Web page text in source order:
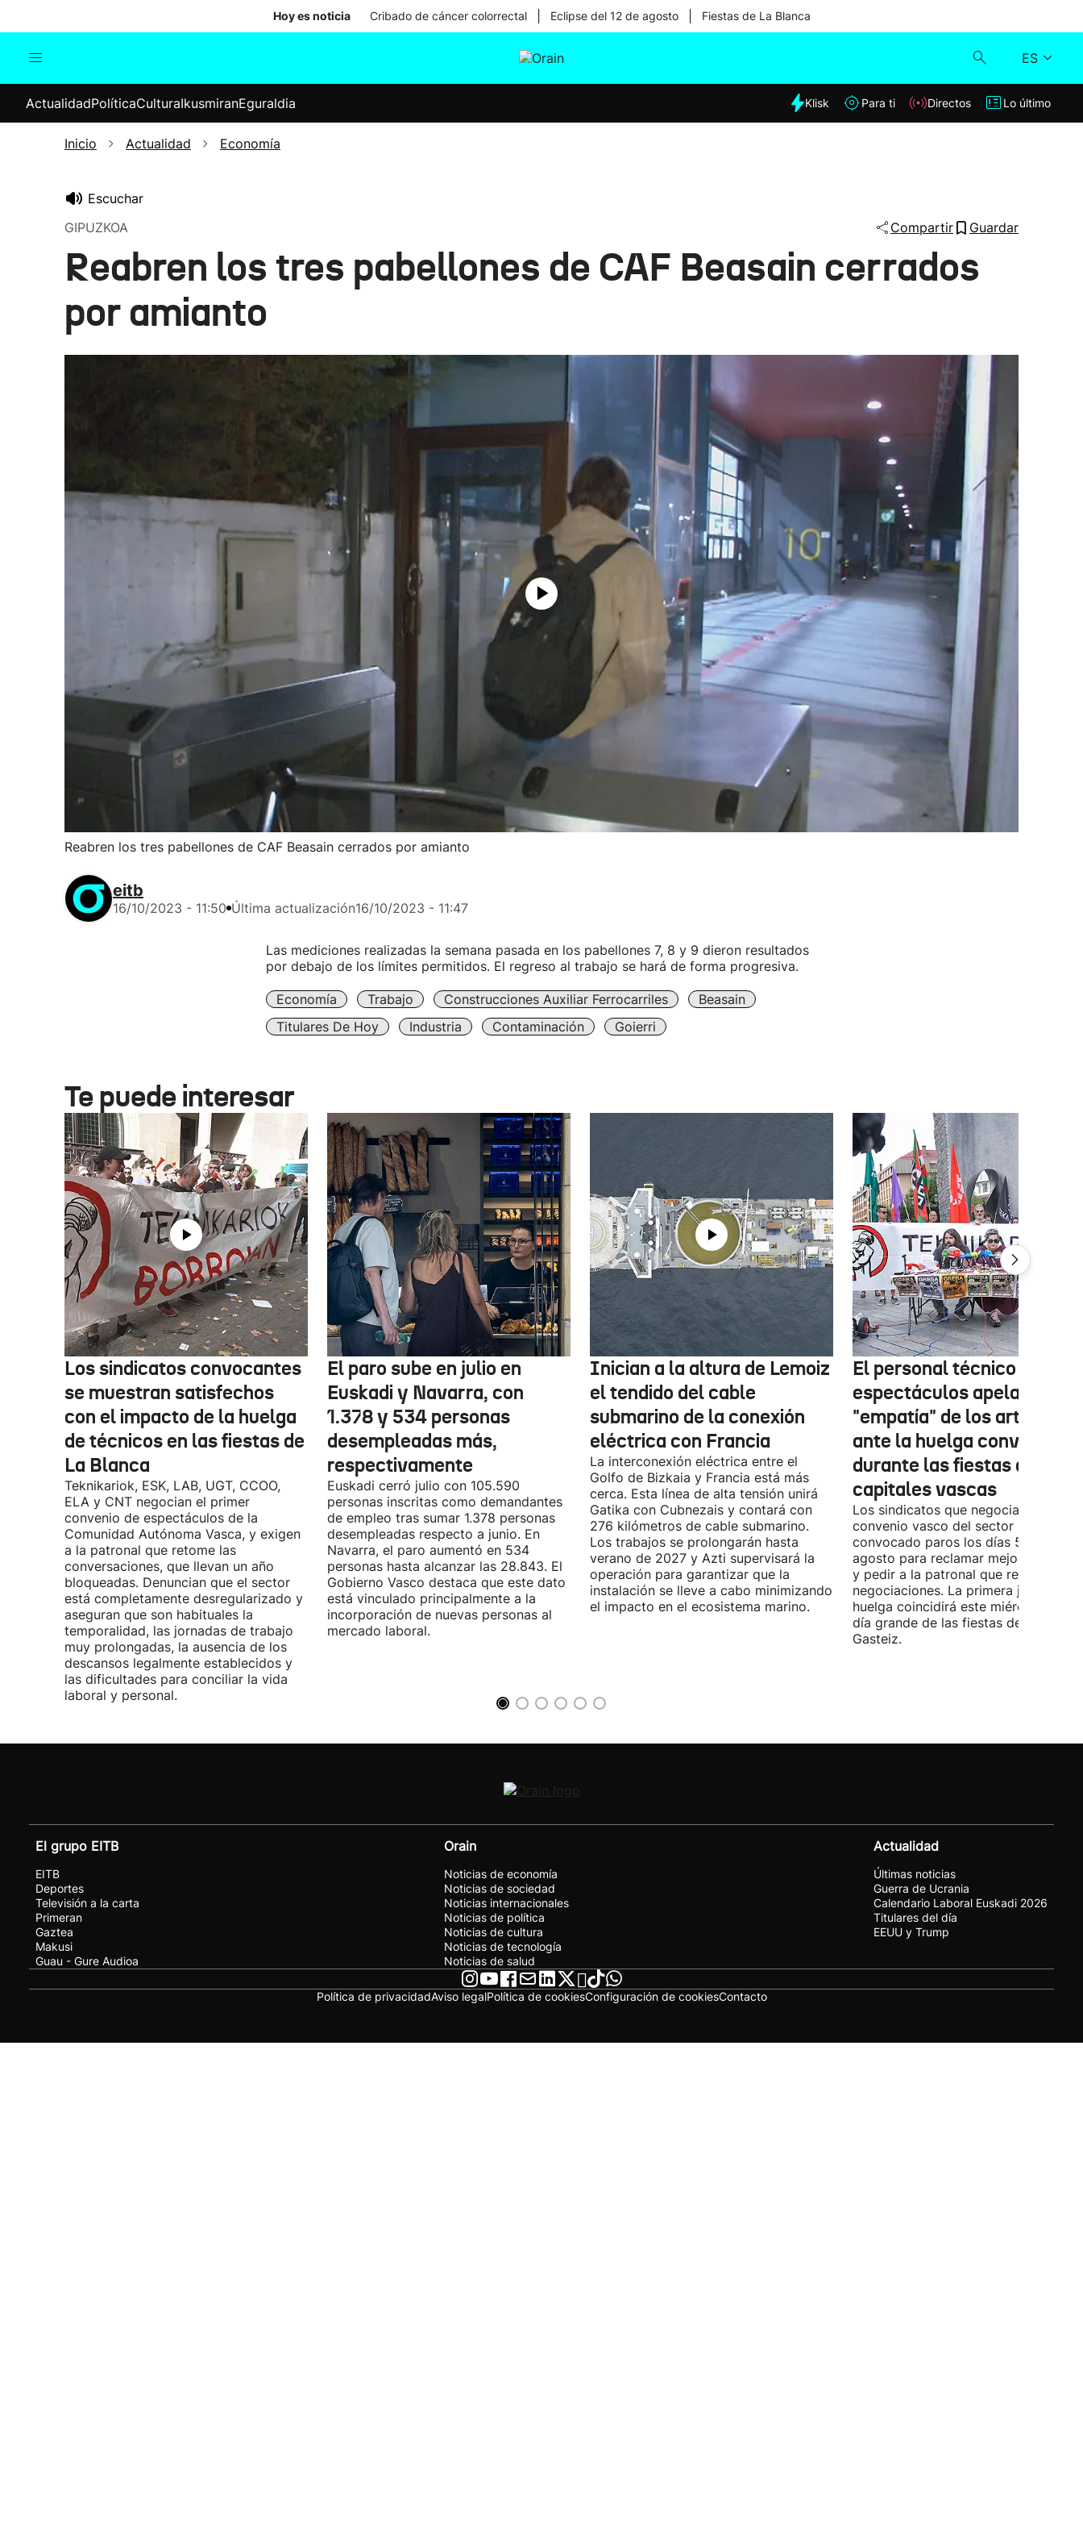
Hoy es noticia Cribado de cáncer colorrectal Eclipse del 12 de agosto Fiestas de La Blanca
ES
Internacional
Elecciones
Klisk
ActualidadPolíticaCulturaIkusmiranEguraldia Klisk Para ti Directos Lo último
Inicio Actualidad Economía
Escuchar
GIPUZKOA
Compartir Guardar
Reabren los tres pabellones de CAF Beasain cerrados
por amianto
Reabren los tres pabellones de CAF Beasain cerrados por amianto
eitb
16/10/2023 - 11:50 Última actualización16/10/2023 - 11:47
Las mediciones realizadas la semana pasada en los pabellones 7, 8 y 9 dieron resultados
por debajo de los límites permitidos. El regreso al trabajo se hará de forma progresiva.
Economía Trabajo Construcciones Auxiliar Ferrocarriles
Beasain
Titulares De Hoy
Industria Contaminación Goierri
Te puede interesar
Los sindicatos convocantes
se muestran satisfechos
con el impacto de la huelga
de técnicos en las fiestas de
La Blanca
Teknikariok, ESK, LAB, UGT, CCOO,
ELA y CNT negocian el primer
convenio de espectáculos de la
Comunidad Autónoma Vasca, y exigen
a la patronal que retome las
conversaciones, que llevan un año
bloqueadas. Denuncian que el sector
está completamente desregularizado y
aseguran que son habituales la
temporalidad, las jornadas de trabajo
muy prolongadas, la ausencia de los
descansos legalmente establecidos y
las dificultades para conciliar la vida
laboral y personal.
El paro sube en julio en
Euskadi y Navarra, con
1.378 y 534 personas
desempleadas más,
respectivamente
Euskadi cerró julio con 105.590
personas inscritas como demandantes
de empleo tras sumar 1.378 personas
desempleadas respecto a junio. En
Navarra, el paro aumentó en 534
personas hasta alcanzar las 28.843. El
Gobierno Vasco destaca que este dato
está vinculado principalmente a la
incorporación de nuevas personas al
mercado laboral.
Inician a la altura de Lemoiz
el tendido del cable
submarino de la conexión
eléctrica con Francia
La interconexión eléctrica entre el
Golfo de Bizkaia y Francia está más
cerca. Esta línea de alta tensión unirá
Gatika con Cubnezais y contará con
276 kilómetros de cable submarino.
Los trabajos se prolongarán hasta
verano de 2027 y Azti supervisará la
operación para garantizar que la
instalación se lleve a cabo minimizando
el impacto en el ecosistema marino.
El personal técnico de
espectáculos apela a la
"empatía" de los artistas
ante la huelga convocada
durante las fiestas de las
capitales vascas
Los sindicatos que negocian el
convenio vasco del sector han
convocado paros los días 5, 14 y 26
agosto para reclamar mejoras
y pedir a la patronal que retome las
negociaciones. La primera jornada de
huelga coincidirá este miércoles con
día grande de las fiestas de Vitoria-
Gasteiz.
El grupo EITB
EITB
Deportes
Televisión a la carta
Primeran
Gaztea
Makusi
Guau - Gure Audioa
Orain
Noticias de economía
Noticias de sociedad
Noticias internacionales
Noticias de política
Noticias de cultura
Noticias de tecnología
Noticias de salud
Actualidad
Últimas noticias
Guerra de Ucrania
Calendario Laboral Euskadi 2026
Titulares del día
EEUU y Trump
Política de privacidadAviso legalPolítica de cookiesConfiguración de cookiesContacto